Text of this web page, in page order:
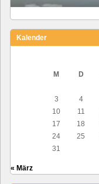
Kalender
M
D
3
4
10
11
17
18
24
25
31
« März